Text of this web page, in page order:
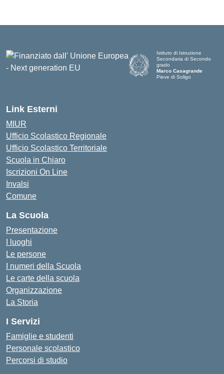
Istituto di Istruzione
Secondaria di Secondo
grado
Marco Casagrande
Pieve di Soligo
Link Esterni
MIUR
Ufficio Scolastico Regionale
Ufficio Scolastico Territoriale
Scuola in Chiaro
Iscrizioni On Line
Invalsi
Comune
La Scuola
Presentazione
I luoghi
Le persone
I numeri della Scuola
Le carte della scuola
Organizzazione
La Storia
I Servizi
Famiglie e studenti
Personale scolastico
Percorsi di studio